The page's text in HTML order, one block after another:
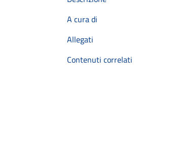
A cura di
Allegati
Contenuti correlati